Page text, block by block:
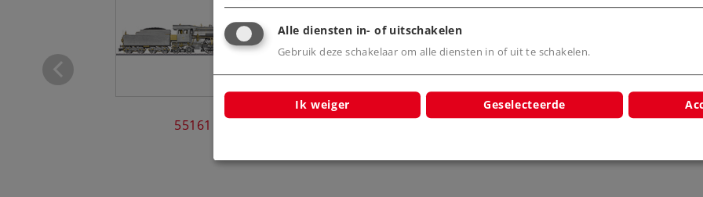
Ce 6/8 I
55525
55161
Elektrische locomotief
type 151
Elektrische locomotief
type 151
type
Alle diensten in- of uitschakelen
Gebruik deze schakelaar om alle diensten in of uit te schakelen.
Ik weiger Geselecteerde